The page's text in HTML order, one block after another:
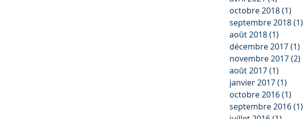
octobre 2018(1)
septembre 2018(1)
août 2018(1)
décembre 2017(1)
novembre 2017(2)
août 2017(1)
janvier 2017(1)
octobre 2016(1)
septembre 2016(1)